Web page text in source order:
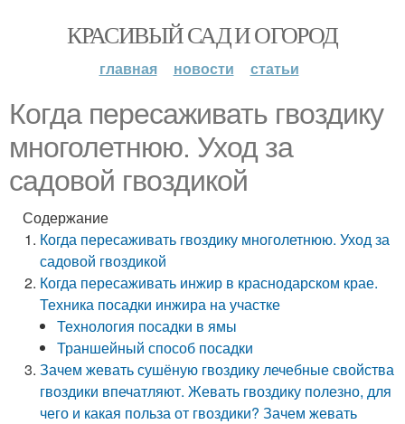
КРАСИВЫЙ САД И ОГОРОД
главная новости статьи
Когда пересаживать гвоздику
многолетнюю. Уход за
садовой гвоздикой
Содержание
Когда пересаживать гвоздику многолетнюю. Уход за
садовой гвоздикой
Когда пересаживать инжир в краснодарском крае.
Техника посадки инжира на участке
Технология посадки в ямы
Траншейный способ посадки
Зачем жевать сушёную гвоздику лечебные свойства
гвоздики впечатляют. Жевать гвоздику полезно, для
чего и какая польза от гвоздики? Зачем жевать